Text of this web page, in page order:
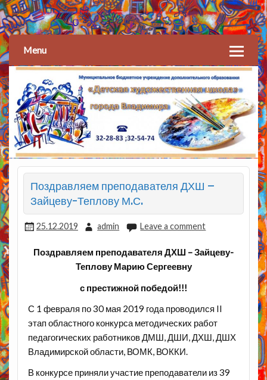
Детская художественная
школа
Menu
Поздравляем преподавателя ДХШ –
Зайцеву-Теплову М.С.
25.12.2019 admin Leave a comment
Поздравляем преподавателя ДХШ – Зайцеву-
Теплову Марию Сергеевну
с престижной победой!!!
С 1 февраля по 30 мая 2019 года проводился II
этап областного конкурса методических работ
педагогических работников ДМШ, ДШИ, ДХШ, ДШХ
Владимирской области, ВОМК, ВОККИ.
В конкурсе приняли участие преподаватели из 39